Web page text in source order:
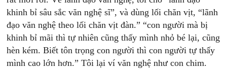
khinh bỉ sâu sắc văn nghệ sĩ”, và dùng lối chăn vịt, “lãnh
đạo văn nghệ theo lối chăn vịt đàn.” “con người mà bị
khinh bỉ mãi thì tự nhiên cũng thấy mình nhỏ bé lại, cũng
hèn kém. Biết tôn trọng con người thì con người tự thấy
mình cao lớn hơn.” Tôi lại ví văn nghệ như con chim.